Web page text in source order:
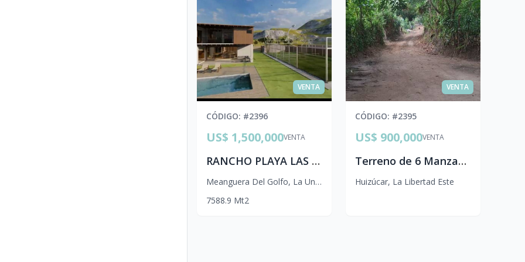
VENTA
CÓDIGO: #2396
VENTA
US$ 1,500,000
RANCHO PLAYA LAS CUEVITAS 2153vr2 LA UNION A 10 MIN.AEROPUERTO cea.p
Meanguera Del Golfo, La Unión Sur
7588.9 Mt2
VENTA
CÓDIGO: #2395
VENTA
US$ 900,000
Terreno de 6 Manzanas en Venta en Huizúcar, La Libertad
Huizúcar, La Libertad Este